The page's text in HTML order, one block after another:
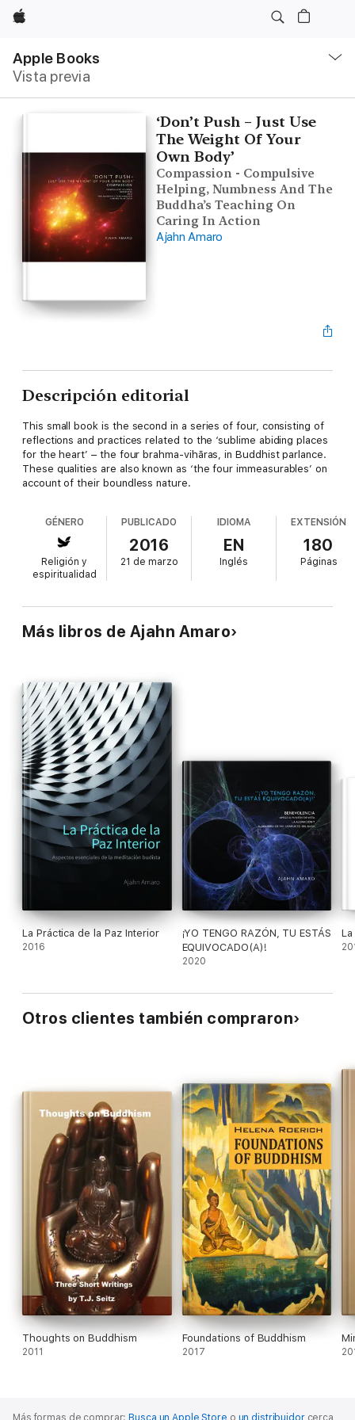
Apple
Apple Books
Vista previa
local
Abrir
‘Don’t Push – Just Use
The Weight Of Your
Own Body’
Compassion - Compulsive
Helping, Numbness And The
Buddha’s Teaching On
Caring In Action
Ajahn Amaro
Descripción editorial
This small book is the second in a series of four, consisting of
reflections and practices related to the ‘sublime abiding places
for the heart’ – the four brahma-vihāras, in Buddhist parlance.
These qualities are also known as ‘the four immeasurables’ on
account of their boundless nature.
GÉNERO
Religión y
espiritualidad
PUBLICADO
2016
21 de marzo
IDIOMA
EN
Inglés
EXTENSIÓN
180
Páginas
Más libros de Ajahn Amaro
La Práctica de la Paz Interior
2016
¡YO TENGO RAZÓN, TU ESTÁS
EQUIVOCADO(A)!
2020
Otros clientes también compraron
Thoughts on Buddhism
2011
Foundations of Buddhism
2017